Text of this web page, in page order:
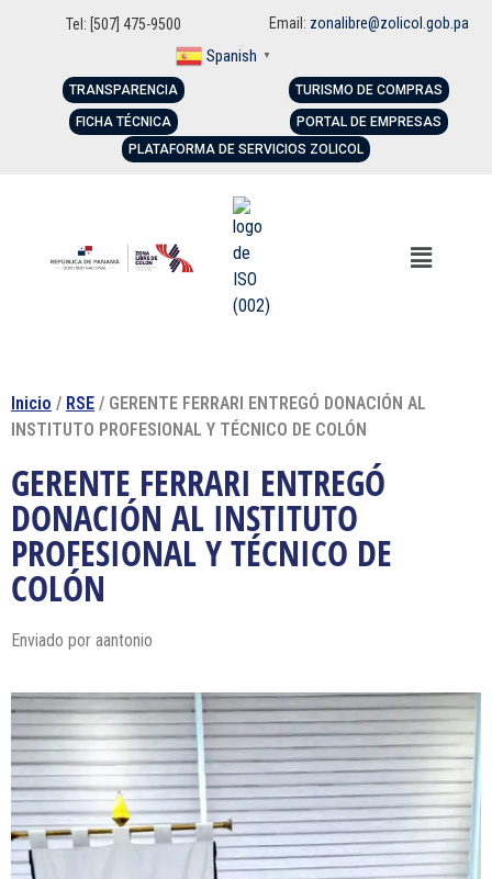
Tel: [507] 475-9500 Email: zonalibre@zolicol.gob.pa
Spanish ▼
TRANSPARENCIA
FICHA TÉCNICA
TURISMO DE COMPRAS
PORTAL DE EMPRESAS
PLATAFORMA DE SERVICIOS ZOLICOL
Inicio / RSE / GERENTE FERRARI ENTREGÓ DONACIÓN AL
INSTITUTO PROFESIONAL Y TÉCNICO DE COLÓN
GERENTE FERRARI ENTREGÓ
DONACIÓN AL INSTITUTO
PROFESIONAL Y TÉCNICO DE
COLÓN
Enviado por aantonio